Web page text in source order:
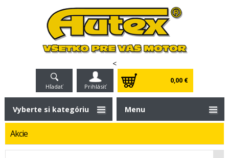
<
Hľadať Prihlásiť
0,00 €
Akcie
Vyberte si kategóriu Menu